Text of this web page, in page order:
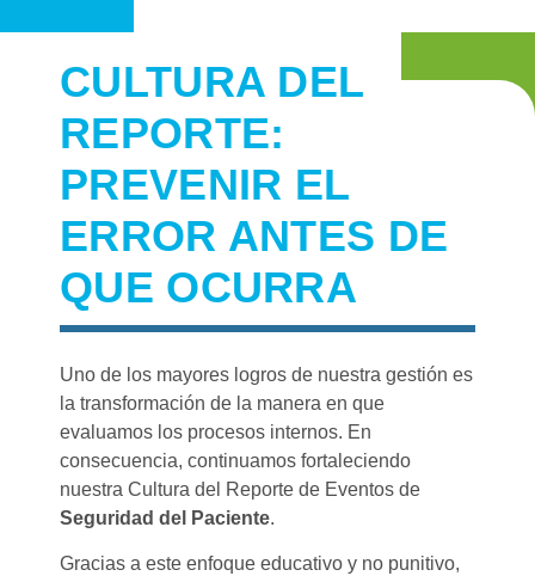
CULTURA DEL
REPORTE:
PREVENIR EL
ERROR ANTES DE
QUE OCURRA
Uno de los mayores logros de nuestra gestión es
la transformación de la manera en que
evaluamos los procesos internos. En
consecuencia, continuamos fortaleciendo
nuestra Cultura del Reporte de Eventos de
Seguridad del Paciente.
Gracias a este enfoque educativo y no punitivo,